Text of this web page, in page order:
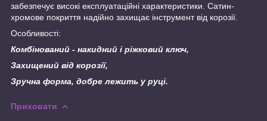
забезпечує високі експлуатаційні характеристики. Сатин-
хромове покриття надійно захищає інструмент від корозії.
Особливості:
Комбінований - накидний і ріжковий ключ,
Захищений від корозії,
Зручна форма, добре лежить у руці.
Приховати